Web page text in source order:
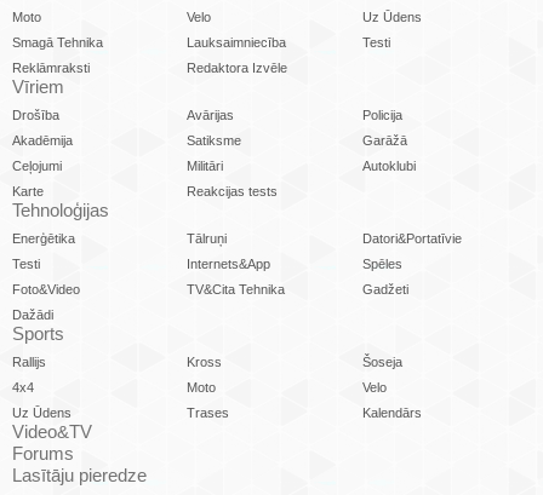
Moto
Velo
Uz Ūdens
Smagā Tehnika
Lauksaimniecība
Testi
Reklāmraksti
Redaktora Izvēle
Vīriem
Drošība Avārijas
Policija
Akadēmija
Satiksme
Garāžā
Ceļojumi
Militāri
Autoklubi
Karte
Reakcijas tests
Tehnoloģijas
Enerģētika Tālruņi
Datori&Portatīvie
Testi
Internets&App
Spēles
Foto&Video
TV&Cita Tehnika
Gadžeti
Dažādi
Sports
Rallijs Kross
Šoseja
4x4
Moto
Velo
Uz Ūdens
Trases Kalendārs
Video&TV
Forums
Lasītāju pieredze